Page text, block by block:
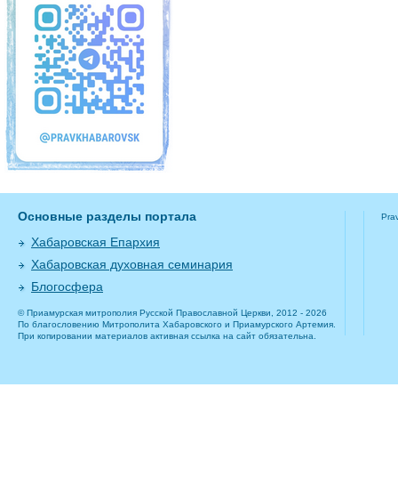
Основные разделы портала
Хабаровская Епархия
Хабаровская духовная семинария
Блогосфера
© Приамурская митрополия Русской Православной Церкви, 2012 - 2026
По благословению Митрополита Хабаровского и Приамурского Артемия.
При копировании материалов активная ссылка на сайт обязательна.